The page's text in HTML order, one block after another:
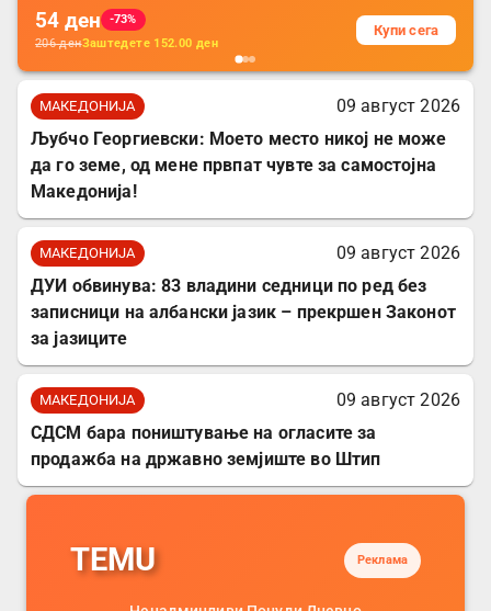
54 ден
-73%
206денЗаштедете 152.00 ден
Купи сега
МАКЕДОНИЈА
09 август 2026
Љубчо Георгиевски: Моето место никој не може
да го земе, од мене првпат чувте за самостојна
Македонија!
МАКЕДОНИЈА
09 август 2026
ДУИ обвинува: 83 владини седници по ред без
записници на албански јазик – прекршен Законот
за јазиците
МАКЕДОНИЈА
09 август 2026
СДСМ бара поништување на огласите за
продажба на државно земјиште во Штип
TEMU Реклама